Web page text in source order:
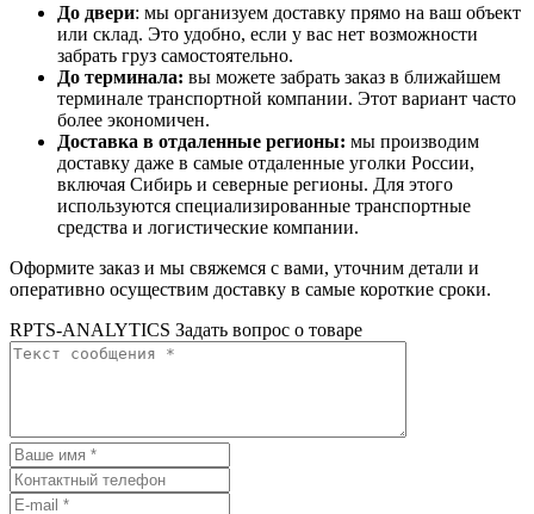
До двери: мы организуем доставку прямо на ваш объект
или склад. Это удобно, если у вас нет возможности
забрать груз самостоятельно.
До терминала: вы можете забрать заказ в ближайшем
терминале транспортной компании. Этот вариант часто
более экономичен.
Доставка в отдаленные регионы: мы производим
доставку даже в самые отдаленные уголки России,
включая Сибирь и северные регионы. Для этого
используются специализированные транспортные
средства и логистические компании.
Оформите заказ и мы свяжемся с вами, уточним детали и
оперативно осуществим доставку в самые короткие сроки.
RPTS-ANALYTICS Задать вопрос о товаре